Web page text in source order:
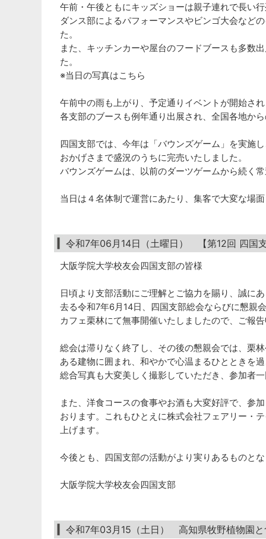
午前・午後ともにキッズショーは親子連れで長い
ダンス部によるパフォーマンスやビンゴ大会など
た。
また、キッチンカーや屋台のフードブースも多数
た。
※当日の写真はこちら
午前中の雨も上がり、予定通りイベントが開始さ
各支部のブースも例年通り出展され、全国各地か
四国支部では、今年は「バウンズゲーム」を実施
おかげさまで盛況のうちに完売いたしました。
バウンズゲームは、以前のダーツゲームから続く
当日は４名体制で運営にあたり、集客で大変な場
令和7年06月14日（土曜日） 【第12回 四国
大阪学院大学校友会四国支部の皆様
日頃より支部活動にご理解とご協力を賜り、誠に
去る令和7年6月14日、四国支部総会ならびに懇親
カフェ栗林にて無事開催いたしましたので、ご報
総会は滞りなく終了し、その後の懇親会では、栗
ある建物に囲まれ、和やかで心温まるひとときを
総合写真も大変美しく撮影していただき、参加者
また、洋食コースの食事やお酒も大変好評で、参
おります。これもひとえに株式会社フェアリー・
上げます。
今後とも、四国支部の活動がより実りあるものと
大阪学院大学校友会四国支部
令和7年03月15（土日） 高知県牧野植物園